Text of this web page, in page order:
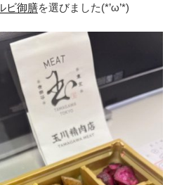
ビ御膳を選びました(*’ω’*)